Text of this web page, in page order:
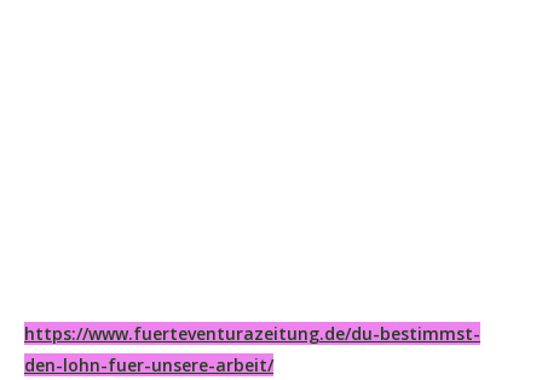
https://www.fuerteventurazeitung.de/du-bestimmst-
den-lohn-fuer-unsere-arbeit/